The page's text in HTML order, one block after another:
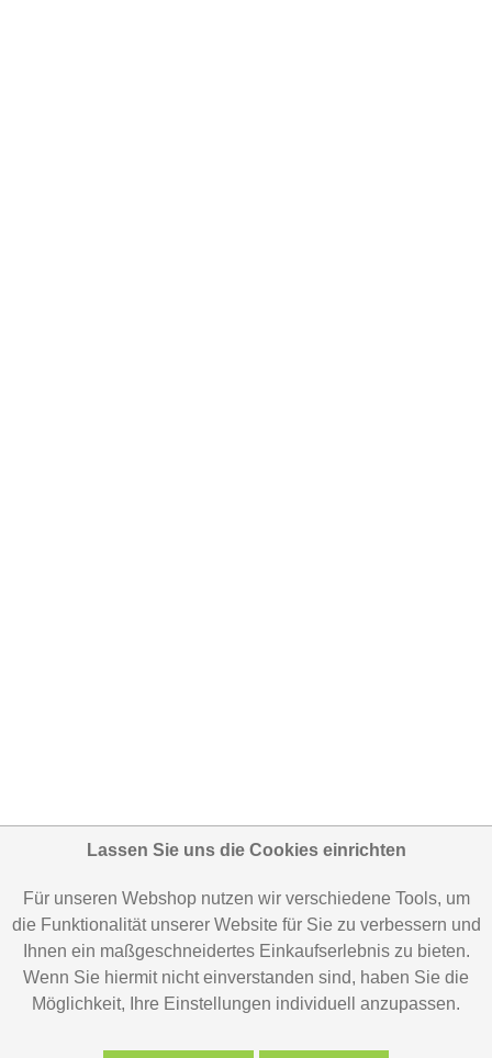
Lassen Sie uns die Cookies einrichten
Für unseren Webshop nutzen wir verschiedene Tools, um
die Funktionalität unserer Website für Sie zu verbessern und
Ihnen ein maßgeschneidertes Einkaufserlebnis zu bieten.
Wenn Sie hiermit nicht einverstanden sind, haben Sie die
Möglichkeit, Ihre Einstellungen individuell anzupassen.